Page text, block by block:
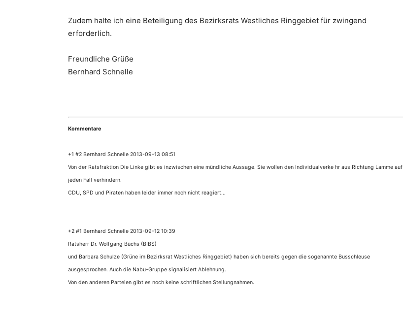
Zudem halte ich eine Beteiligung des Bezirksrats Westliches Ringgebiet für zwingend
erforderlich.
Freundliche Grüße
Bernhard Schnelle
Kommentare
+1 #2 Bernhard Schnelle 2013-09-13 08:51
Von der Ratsfraktion Die Linke gibt es inzwischen eine mündliche Aussage. Sie wollen den Individualverke hr aus Richtung Lamme auf
jeden Fall verhindern.
CDU, SPD und Piraten haben leider immer noch nicht reagiert…
+2 #1 Bernhard Schnelle 2013-09-12 10:39
Ratsherr Dr. Wolfgang Büchs (BIBS)
und Barbara Schulze (Grüne im Bezirksrat Westliches Ringgebiet) haben sich bereits gegen die sogenannte Busschleuse
ausgesprochen. Auch die Nabu-Gruppe signalisiert Ablehnung.
Von den anderen Parteien gibt es noch keine schriftlichen Stellungnahmen.